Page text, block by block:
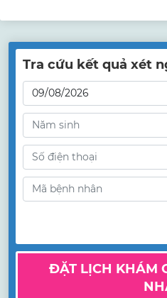
Tra cứu kết quả xét
ĐẶT LỊCH KHÁM